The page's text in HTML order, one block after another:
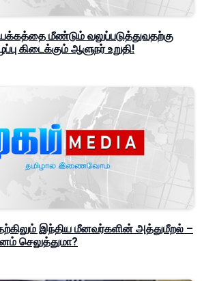
மீண்டும் வலுப்படுத்துவதற்கு
கிடைக்கும் ஆளுநர் உறுதி!
இந்திய மீனவர்களின் அத்துமீறல் –
செலுத்துமா?